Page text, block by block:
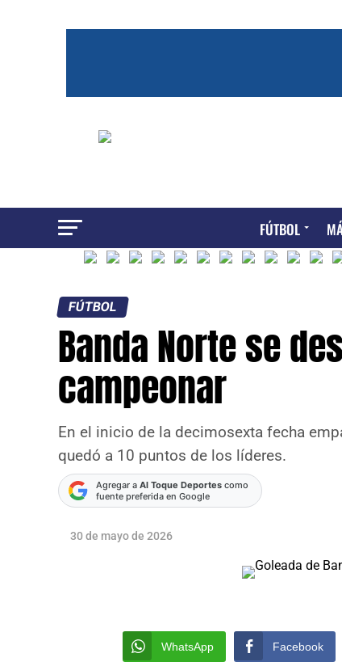
FÚTBOL
FÚTBOL
Banda Norte se
campeonar
En el inicio de la decimosexta fecha
quedó a 10 puntos de los líderes.
Agregar a Al Toque Deportes como
fuente preferida en Google
30 de mayo de 2026
WhatsApp Facebook